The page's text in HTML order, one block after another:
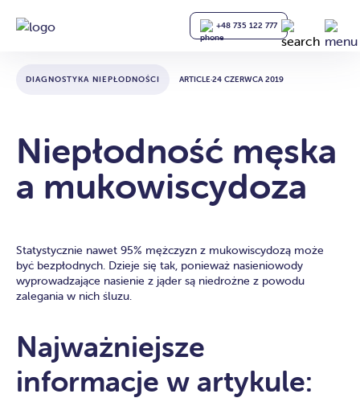
+48 735 122 777
DIAGNOSTYKA NIEPŁODNOŚCI ARTICLE·24 CZERWCA 2019
Niepłodność męska
a mukowiscydoza
Statystycznie nawet 95% mężczyzn z mukowiscydozą może
być bezpłodnych. Dzieje się tak, ponieważ nasieniowody
wyprowadzające nasienie z jąder są niedrożne z powodu
zalegania w nich śluzu.
Najważniejsze
informacje w artykule: